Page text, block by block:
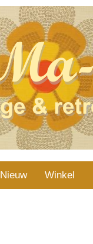
Nieuw Winkel